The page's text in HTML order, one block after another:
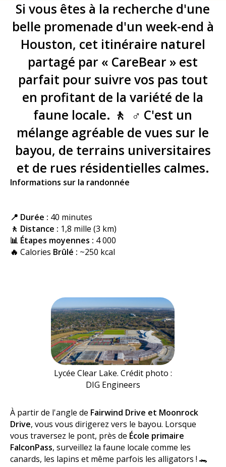
Si vous êtes à la recherche d'une
belle promenade d'un week-end à
Houston, cet itinéraire naturel
partagé par « CareBear » est
parfait pour suivre vos pas tout
en profitant de la variété de la
faune locale. 🚶 ‍ ♂️ C'est un
mélange agréable de vues sur le
bayou, de terrains universitaires
et de rues résidentielles calmes.
Informations sur la randonnée
📍 Durée : 40 minutes
🚶 Distance : 1,8 mille (3 km)
📊 Étapes moyennes : 4 000
🔥 Calories Brûlé : ~250 kcal
Lycée Clear Lake. Crédit photo :
DIG Engineers
À partir de l'angle de Fairwind Drive et Moonrock
Drive, vous vous dirigerez vers le bayou. Lorsque
vous traversez le pont, près de École primaire
FalconPass, surveillez la faune locale comme les
canards, les lapins et même parfois les alligators ! 🐊